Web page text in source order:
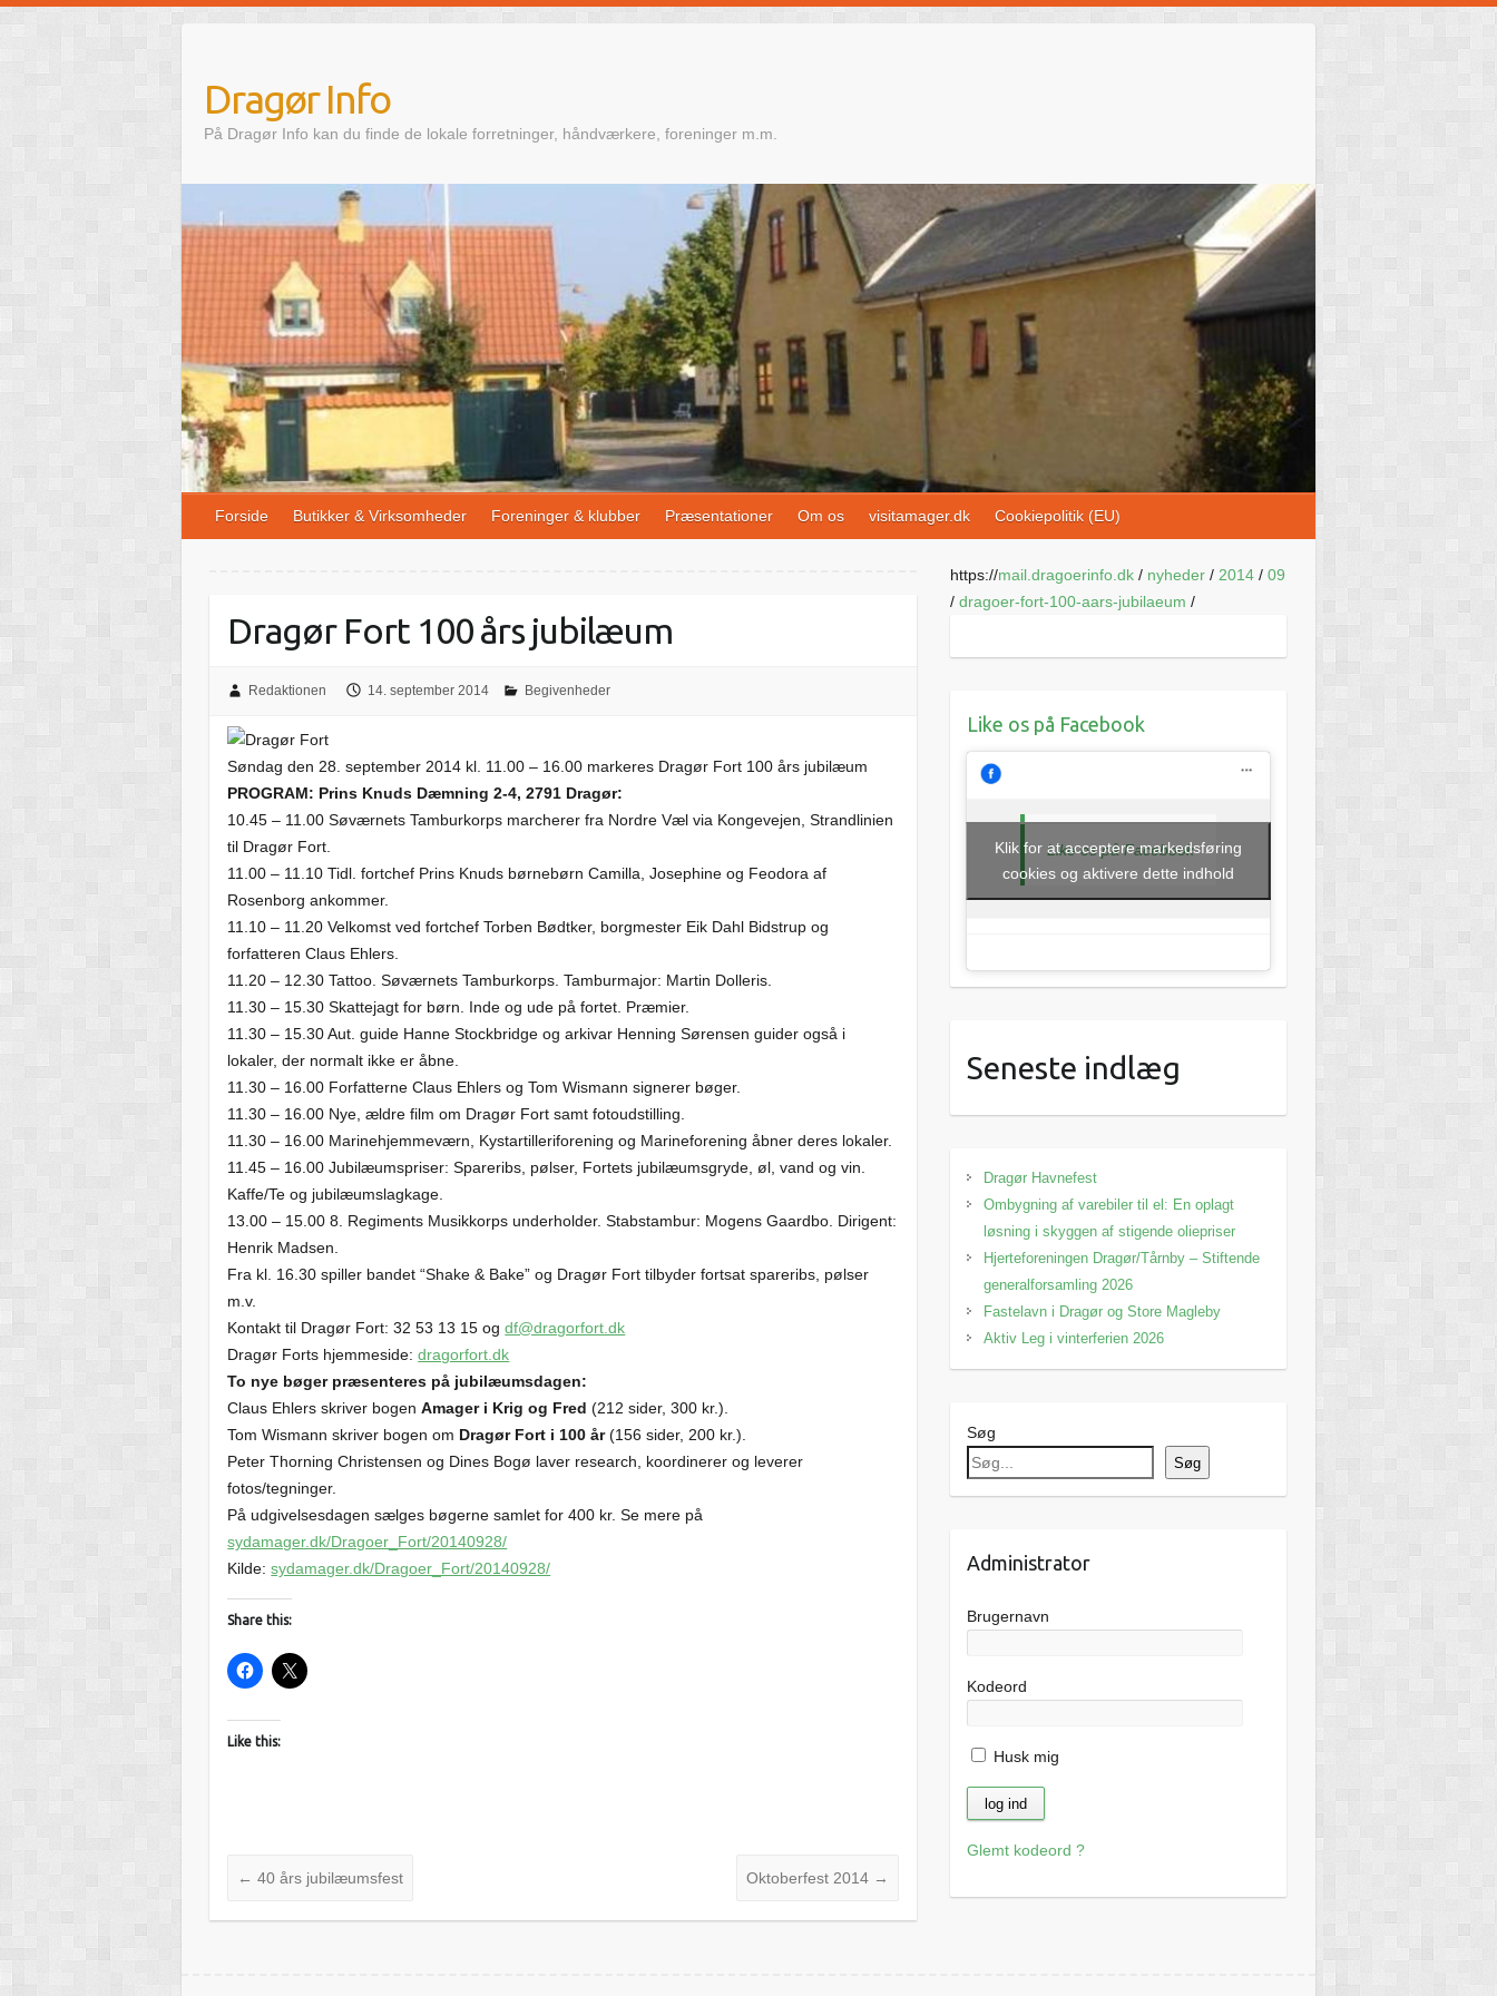
content
Dragør Info
På Dragør Info kan du finde de lokale forretninger, håndværkere, foreninger m.m.
Forside Butikker & Virksomheder Foreninger & klubber Præsentationer Om os visitamager.dk Cookiepolitik (EU)
Dragør Fort 100 års jubilæum
Redaktionen 14. september 2014 Begivenheder
Søndag den 28. september 2014 kl. 11.00 – 16.00 markeres Dragør Fort 100 års jubilæum
PROGRAM: Prins Knuds Dæmning 2-4, 2791 Dragør:
10.45 – 11.00 Søværnets Tamburkorps marcherer fra Nordre Væl via Kongevejen, Strandlinien
til Dragør Fort.
11.00 – 11.10 Tidl. fortchef Prins Knuds børnebørn Camilla, Josephine og Feodora af
Rosenborg ankommer.
11.10 – 11.20 Velkomst ved fortchef Torben Bødtker, borgmester Eik Dahl Bidstrup og
forfatteren Claus Ehlers.
11.20 – 12.30 Tattoo. Søværnets Tamburkorps. Tamburmajor: Martin Dolleris.
11.30 – 15.30 Skattejagt for børn. Inde og ude på fortet. Præmier.
11.30 – 15.30 Aut. guide Hanne Stockbridge og arkivar Henning Sørensen guider også i
lokaler, der normalt ikke er åbne.
11.30 – 16.00 Forfatterne Claus Ehlers og Tom Wismann signerer bøger.
11.30 – 16.00 Nye, ældre film om Dragør Fort samt fotoudstilling.
11.30 – 16.00 Marinehjemmeværn, Kystartilleriforening og Marineforening åbner deres lokaler.
11.45 – 16.00 Jubilæumspriser: Spareribs, pølser, Fortets jubilæumsgryde, øl, vand og vin.
Kaffe/Te og jubilæumslagkage.
13.00 – 15.00 8. Regiments Musikkorps underholder. Stabstambur: Mogens Gaardbo. Dirigent:
Henrik Madsen.
Fra kl. 16.30 spiller bandet “Shake & Bake” og Dragør Fort tilbyder fortsat spareribs, pølser
m.v.
Kontakt til Dragør Fort: 32 53 13 15 ogdf@dragorfort.dk
Dragør Forts hjemmeside:dragorfort.dk
To nye bøger præsenteres på jubilæumsdagen:
Claus Ehlers skriver bogenAmager i Krig og Fred (212 sider, 300 kr.).
Tom Wismann skriver bogen om Dragør Fort i 100 år(156 sider, 200 kr.).
Peter Thorning Christensen og Dines Bogø laver research, koordinerer og leverer
fotos/tegninger.
På udgivelsesdagen sælges bøgerne samlet for 400 kr. Se mere på
sydamager.dk/Dragoer_Fort/20140928/
Kilde:sydamager.dk/Dragoer_Fort/20140928/
Share this:
Like this:
← 40 års jubilæumsfest Oktoberfest 2014 →
https://mail.dragoerinfo.dk/ nyheder/ 2014/ 09
/ dragoer-fort-100-aars-jubilaeum /
Like os på Facebook
Like os på Facebook
Klik for at acceptere markedsføring
cookies og aktivere dette indhold
Seneste indlæg
Dragør Havnefest
Ombygning af varebiler til el: En oplagt
løsning i skyggen af stigende oliepriser
Hjerteforeningen Dragør/Tårnby – Stiftende
generalforsamling 2026
Fastelavn i Dragør og Store Magleby
Aktiv Leg i vinterferien 2026
Søg
Søg
Administrator
Brugernavn
Kodeord
Husk mig
Glemt kodeord ?